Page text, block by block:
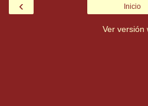
‹ Inicio
Ver versión